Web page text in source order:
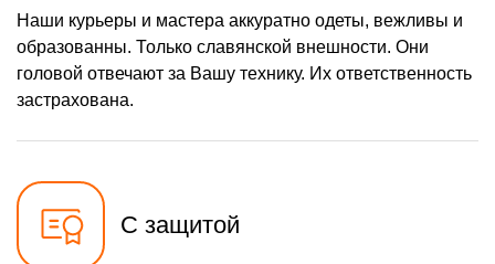
Наши курьеры и мастера аккуратно одеты, вежливы и
образованны. Только славянской внешности. Они
головой отвечают за Вашу технику. Их ответственность
застрахована.
С защитой